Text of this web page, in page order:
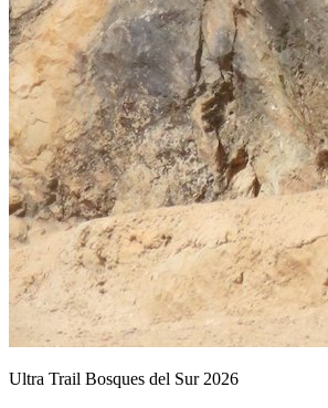
Ultra Trail Bosques del Sur 2026